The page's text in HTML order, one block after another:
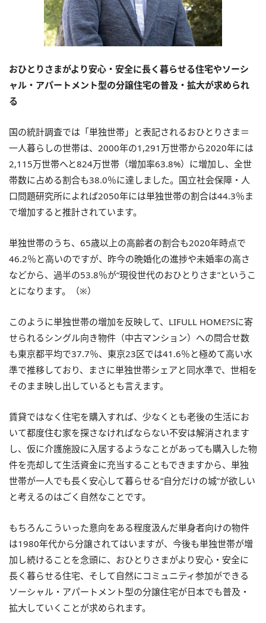
おひとりさまがより安心・安全に長く暮らせる住宅やソーシ
ャル・アパートメント型の分譲住宅の普及・拡大が求められ
る
国の統計調査では「単独世帯」と表記されるおひとりさま＝
一人暮らしの世帯は、2000年の1,291万世帯から2020年には
2,115万世帯へと824万世帯（増加率63.8%）に増加し、全世
帯数に占める割合も38.0％に達しました。国立社会保障・人
口問題研究所によれば2050年には単独世帯の割合は44.3％ま
で増加すると推計されています。
単独世帯のうち、65歳以上の高齢者の割合も2020年時点で
46.2％と高いのですが、昨今の晩婚化の進捗や未婚率の高さ
などから、過半の53.8％が“現役世代のおひとりさま”というこ
とになります。（※）
このように単独世帯の増加を反映して、LIFULL HOME?Sに寄
せられるシングル向き物件（中古マンション）への問合せ数
も東京都平均で37.7％、東京23区では41.6％と極めて高い水
準で推移しており、まさに単独世帯シェアと同水準で、世相を
そのまま映し出しているとも言えます。
賃貸ではなく住宅を購入すれば、少なくとも老後の生活にお
いて都度住む家を探さなければならない不安は解消されます
し、仮に介護施設に入居するようなことがあっても購入した物
件を売却して生活資金に充当することもできますから、単独
世帯が一人でも長く安心して暮らせる“自分だけの城”が欲しい
と考えるのはごく自然なことです。
もちろんこういった意向をある程度汲んだ単身者向けの物件
は1980年代から分譲されてはいますが、今後も単独世帯が増
加し続けることを念頭に、おひとりさまがより安心・安全に
長く暮らせる住宅、そして自然にコミュニティ参加ができる
ソーシャル・アパートメント型の分譲住宅が日本でも普及・
拡大していくことが求められます。